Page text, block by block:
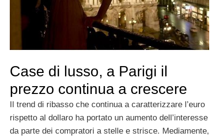
Case di lusso, a Parigi il
prezzo continua a crescere
Il trend di ribasso che continua a caratterizzare l’euro
rispetto al dollaro ha portato un aumento dell’interesse
da parte dei compratori a stelle e strisce. Mediamente,